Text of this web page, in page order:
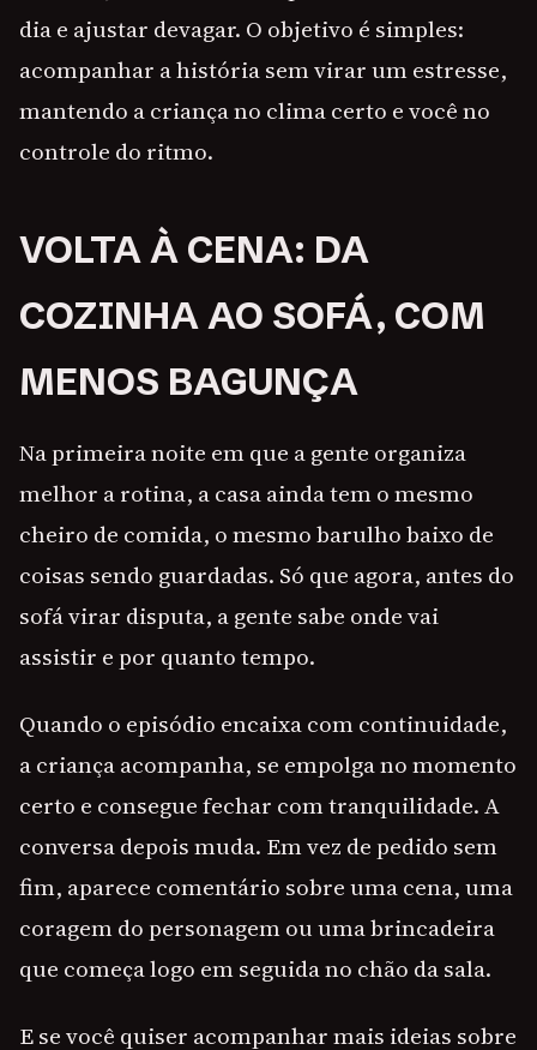
dia e ajustar devagar. O objetivo é simples:
acompanhar a história sem virar um estresse,
mantendo a criança no clima certo e você no
controle do ritmo.
VOLTA À CENA: DA
COZINHA AO SOFÁ, COM
MENOS BAGUNÇA
Na primeira noite em que a gente organiza
melhor a rotina, a casa ainda tem o mesmo
cheiro de comida, o mesmo barulho baixo de
coisas sendo guardadas. Só que agora, antes do
sofá virar disputa, a gente sabe onde vai
assistir e por quanto tempo.
Quando o episódio encaixa com continuidade,
a criança acompanha, se empolga no momento
certo e consegue fechar com tranquilidade. A
conversa depois muda. Em vez de pedido sem
fim, aparece comentário sobre uma cena, uma
coragem do personagem ou uma brincadeira
que começa logo em seguida no chão da sala.
E se você quiser acompanhar mais ideias sobre